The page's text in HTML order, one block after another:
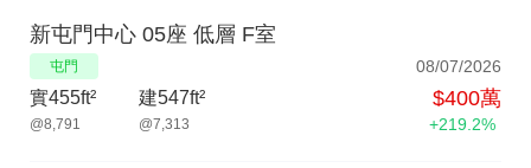
08/07/2026
屯門
新屯門中心 05座 低層 F室
$400萬
實455ft²
@8,791
建547ft²
@7,313 +219.2%